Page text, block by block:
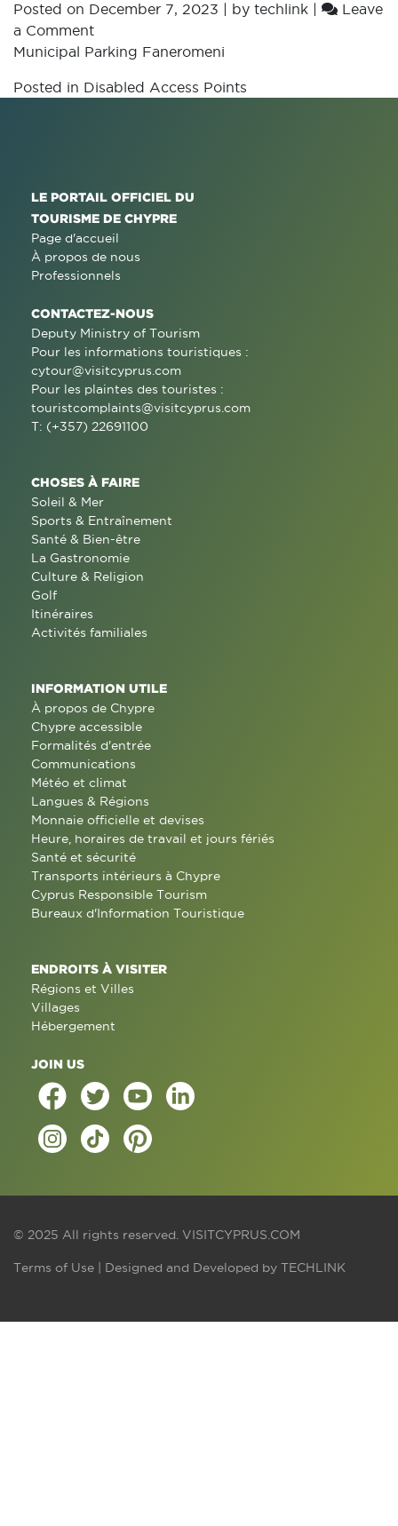
Posted on December 7, 2023 | by techlink |
Leave
a Comment
Municipal Parking Faneromeni
Posted in Disabled Access Points
LE PORTAIL OFFICIEL DU
TOURISME DE CHYPRE
Page d'accueil
À propos de nous
Professionnels
CONTACTEZ-NOUS
Deputy Ministry of Tourism
Pour les informations touristiques :
cytour@visitcyprus.com
Pour les plaintes des touristes :
touristcomplaints@visitcyprus.com
T: (+357) 22691100
CHOSES À FAIRE
Soleil & Mer
Sports & Entraînement
Santé & Bien-être
La Gastronomie
Culture & Religion
Golf
Itinéraires
Activités familiales
INFORMATION UTILE
À propos de Chypre
Chypre accessible
Formalités d'entrée
Communications
Météo et climat
Langues & Régions
Monnaie officielle et devises
Heure, horaires de travail et jours fériés
Santé et sécurité
Transports intérieurs à Chypre
Cyprus Responsible Tourism
Bureaux d'Information Touristique
ENDROITS À VISITER
Régions et Villes
Villages
Hébergement
JOIN US
© 2025 All rights reserved. VISITCYPRUS.COM
Terms of Use | Designed and Developed by TECHLINK